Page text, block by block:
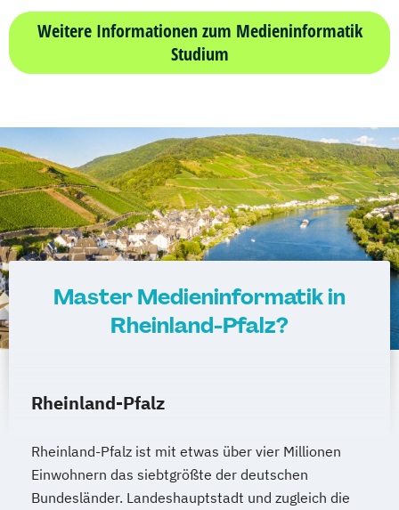
Weitere Informationen zum Medieninformatik
Studium
Master Medieninformatik in
Rheinland-Pfalz?
Rheinland-Pfalz
Rheinland-Pfalz ist mit etwas über vier Millionen
Einwohnern das siebtgrößte der deutschen
Bundesländer. Landeshauptstadt und zugleich die